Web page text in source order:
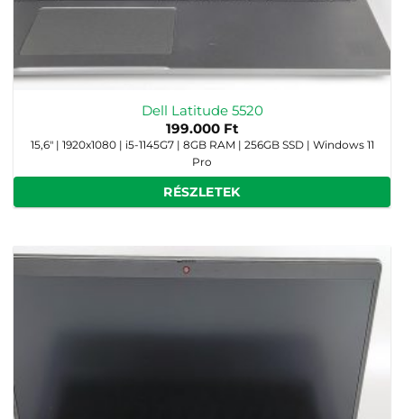
Dell Latitude 5520
199.000 Ft
15,6" | 1920x1080 | i5-1145G7 | 8GB RAM | 256GB SSD | Windows 11
Pro
RÉSZLETEK